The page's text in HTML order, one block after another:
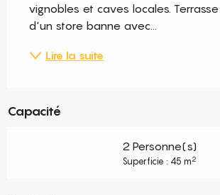
vignobles et caves locales.
d'un store banne avec...
Lire la suite
Capacité
2 Personne(s)
Superficie : 45 m2